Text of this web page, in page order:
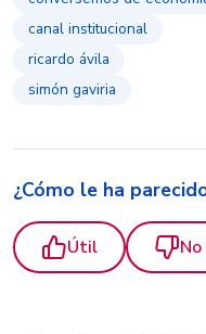
canal institucional
ricardo ávila
simón gaviria
¿Cómo le ha
Útil